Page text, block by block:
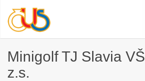
Minigolf TJ Slavia
z.s.